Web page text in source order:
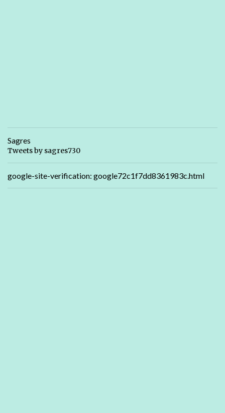
Sagres
Tweets by sagres730
google-site-verification: google72c1f7dd8361983c.html